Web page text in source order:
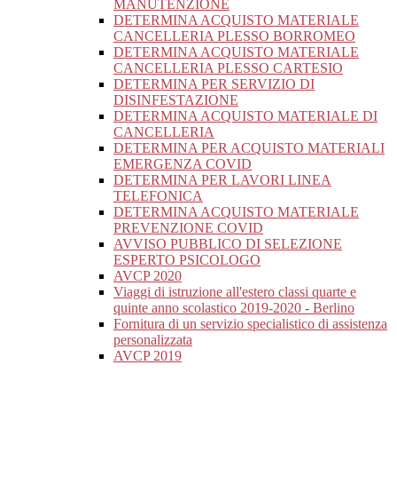
MANUTENZIONE
DETERMINA ACQUISTO MATERIALE
CANCELLERIA PLESSO BORROMEO
DETERMINA ACQUISTO MATERIALE
CANCELLERIA PLESSO CARTESIO
DETERMINA PER SERVIZIO DI
DISINFESTAZIONE
DETERMINA ACQUISTO MATERIALE DI
CANCELLERIA
DETERMINA PER ACQUISTO MATERIALI
EMERGENZA COVID
DETERMINA PER LAVORI LINEA
TELEFONICA
DETERMINA ACQUISTO MATERIALE
PREVENZIONE COVID
AVVISO PUBBLICO DI SELEZIONE
ESPERTO PSICOLOGO
AVCP 2020
Viaggi di istruzione all'estero classi quarte e
quinte anno scolastico 2019-2020 - Berlino
Fornitura di un servizio specialistico di assistenza
personalizzata
AVCP 2019